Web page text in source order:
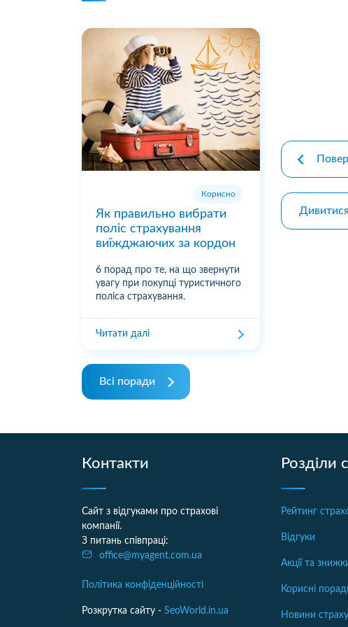
Корисно
Як правильно вибрати
поліс страхування
виїжджаючих за кордон
6 порад про те, на що звернути
увагу при покупці туристичного
поліса страхування.
Читати далі
Всі поради
Контакти
Сайт з відгуками про страхові
компанії.
З питань співпраці:
office@myagent.com.ua
Політика конфіденційності
Розкрутка сайту - SeoWorld.in.ua
Розділи
Рейтинг
Відгуки
Акції та
Корисні
Новини